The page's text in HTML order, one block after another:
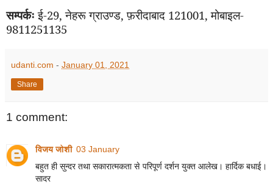
सम्पर्कः ई-29, नेहरू ग्राउण्ड, फ़रीदाबाद 121001, मोबाइल-
9811251135
udanti.com - January 01, 2021
Share
1 comment:
विजय जोशी 03 January
बहुत ही सुन्दर तथा सकारात्मकता से परिपूर्ण दर्शन युक्त आलेख। हार्दिक बधाई।
सादर